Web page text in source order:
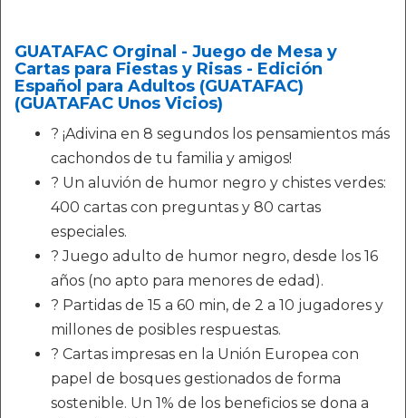
GUATAFAC Orginal - Juego de Mesa y
Cartas para Fiestas y Risas - Edición
Español para Adultos (GUATAFAC)
(GUATAFAC Unos Vicios)
? ¡Adivina en 8 segundos los pensamientos más
cachondos de tu familia y amigos!
? Un aluvión de humor negro y chistes verdes:
400 cartas con preguntas y 80 cartas
especiales.
? Juego adulto de humor negro, desde los 16
años (no apto para menores de edad).
? Partidas de 15 a 60 min, de 2 a 10 jugadores y
millones de posibles respuestas.
? Cartas impresas en la Unión Europea con
papel de bosques gestionados de forma
sostenible. Un 1% de los beneficios se dona a